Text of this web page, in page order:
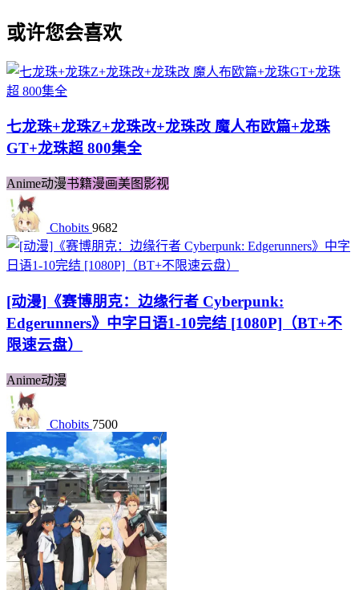
或许您会喜欢
七龙珠+龙珠Z+龙珠改+龙珠改 魔人布欧篇+龙珠
GT+龙珠超 800集全
Anime动漫书籍漫画美图影视
Chobits 9682
[动漫]《赛博朋克：边缘行者 Cyberpunk:
Edgerunners》中字日语1-10完结 [1080P]（BT+不
限速云盘）
Anime动漫
Chobits 7500